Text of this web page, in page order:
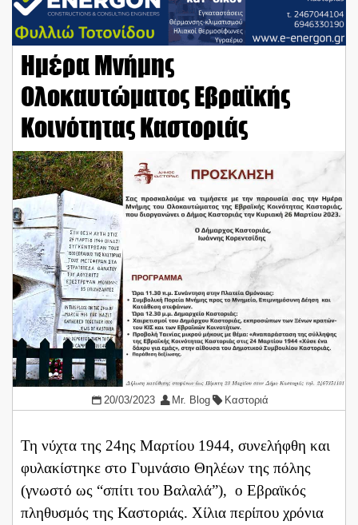
Ημέρα Μνήμης
Ολοκαυτώματος Εβραϊκής
Κοινότητας Καστοριάς
20/03/2023 Mr. Blog Καστοριά
Τη νύχτα της 24ης Μαρτίου 1944, συνελήφθη και
φυλακίστηκε στο Γυμνάσιο Θηλέων της πόλης
(γνωστό ως “σπίτι του Βαλαλά”), ο Εβραϊκός
πληθυσμός της Καστοριάς. Χίλια περίπου χρόνια